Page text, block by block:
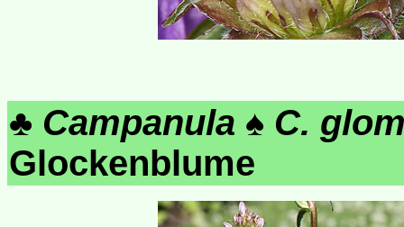
♣ Campanula ♠ C.
Glockenblume